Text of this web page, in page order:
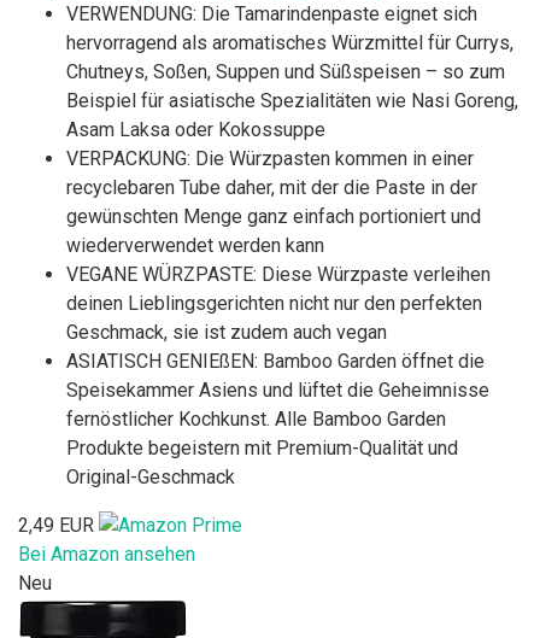
VERWENDUNG: Die Tamarindenpaste eignet sich
hervorragend als aromatisches Würzmittel für Currys,
Chutneys, Soßen, Suppen und Süßspeisen – so zum
Beispiel für asiatische Spezialitäten wie Nasi Goreng,
Asam Laksa oder Kokossuppe
VERPACKUNG: Die Würzpasten kommen in einer
recyclebaren Tube daher, mit der die Paste in der
gewünschten Menge ganz einfach portioniert und
wiederverwendet werden kann
VEGANE WÜRZPASTE: Diese Würzpaste verleihen
deinen Lieblingsgerichten nicht nur den perfekten
Geschmack, sie ist zudem auch vegan
ASIATISCH GENIEßEN: Bamboo Garden öffnet die
Speisekammer Asiens und lüftet die Geheimnisse
fernöstlicher Kochkunst. Alle Bamboo Garden
Produkte begeistern mit Premium-Qualität und
Original-Geschmack
2,49 EUR
Bei Amazon ansehen
Neu